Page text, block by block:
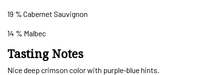
19 % Cabernet Sauvignon
14 % Malbec
Tasting Notes
Nice deep crimson color with purple-blue hints.